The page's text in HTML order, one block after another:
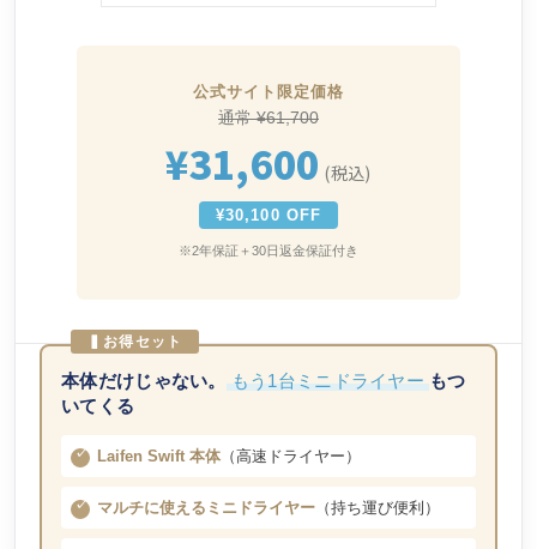
公式サイト限定価格
通常 ¥61,700
¥31,600 (税込)
¥30,100 OFF
※2年保証＋30日返金保証付き
▍お得セット
本体だけじゃない。 もう1台ミニドライヤー もつ
いてくる
Laifen Swift 本体 （高速ドライヤー）
マルチに使えるミニドライヤー （持ち運び便利）